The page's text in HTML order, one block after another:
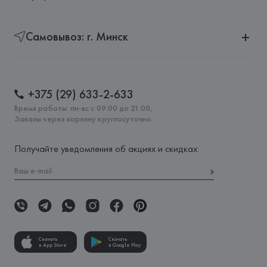
Самовывоз: г. Минск
+375 (29) 633-2-633
Время работы: пн-вс с 09:00 до 21:00,
Заказы через корзину круглосуточно
Получайте уведомления об акциях и скидках:
Скачать
в App Store
Скачать
в Google Play